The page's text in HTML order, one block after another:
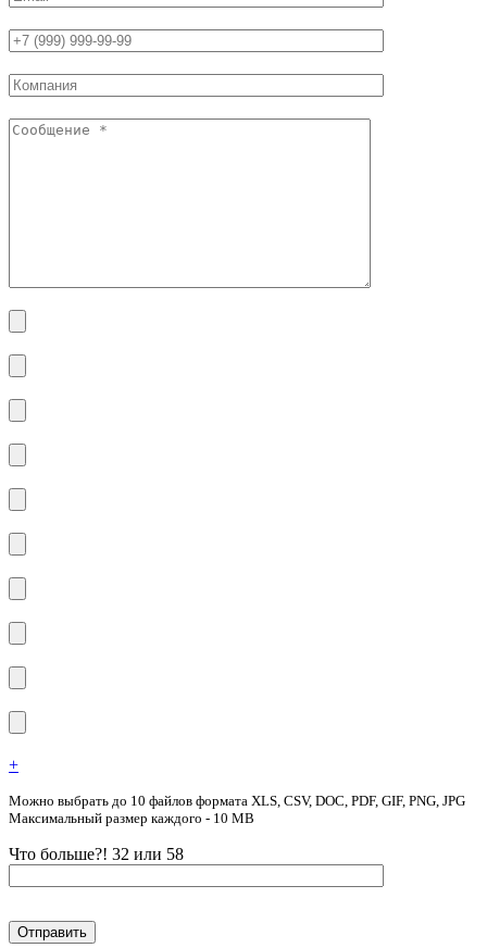
+
Можно выбрать до 10 файлов формата XLS, CSV, DOC, PDF, GIF, PNG, JPG
Максимальный размер каждого - 10 MB
Что больше?! 32 или 58